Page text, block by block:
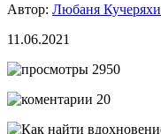
Автор: Любаня Кучеряхи
11.06.2021
2950
20